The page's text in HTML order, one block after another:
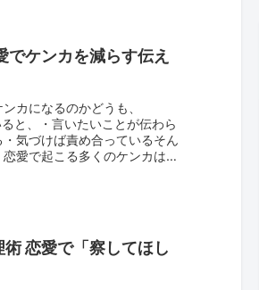
でケンカを減らす伝え
カになるのかどうも、
と、・言いたいことが伝わら
気づけば責め合っているそん
愛で起こる多くのケンカは、
恋愛で「察してほし